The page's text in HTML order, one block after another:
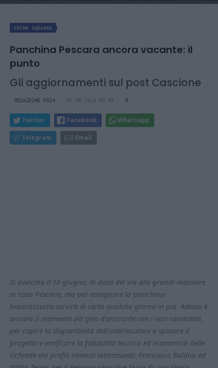
PRIMA SQUADRA
Panchina Pescara ancora vacante: il
punto
Gli aggiornamenti sul post Cascione
REDAZIONE PS24 07.06.2024 09:00 0
Twitter Facebook Whatsapp
Telegram Email
Si avvicina il 10 giugno, la data del via alle grandi manovre
in casa Pescara, ma per assegnare la panchina
biancazzurra servirà di certo qualche giorno in più. Adesso è
ancora il momento del giro d'orizzonte con i vari candidati,
per capire la disponibilità dell'interlocutore a sposare il
progetto e verificare la fattibilità tecnica ed economica delle
richieste dei profili ritenuti interessanti. Francesco Baldini ed